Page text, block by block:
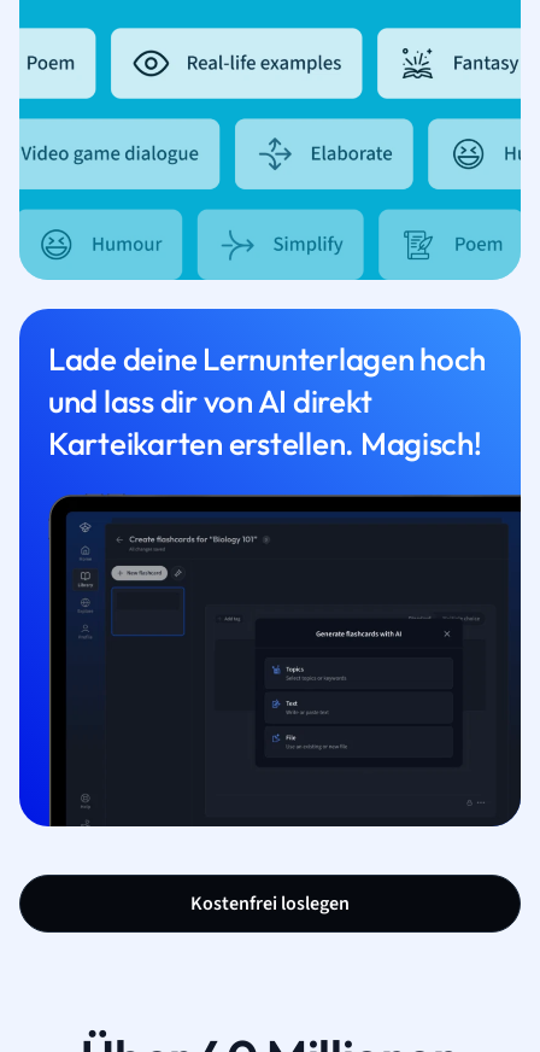
Lade deine Lernunterlagen hoch
und lass dir von AI direkt
Karteikarten erstellen. Magisch!
Kostenfrei loslegen